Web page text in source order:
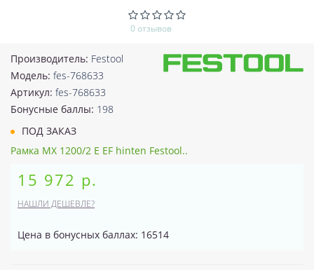
0 отзывов
Производитель: Festool
Модель: fes-768633
Артикул: fes-768633
Бонусные баллы: 198
ПОД ЗАКАЗ
Рамка MX 1200/2 E EF hinten Festool..
15 972 р.
НАШЛИ ДЕШЕВЛЕ?
Цена в бонусных баллах: 16514